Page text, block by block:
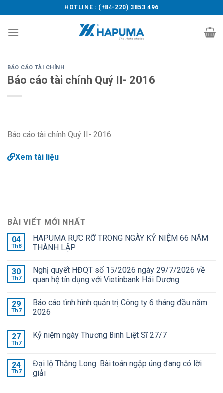
to
content
HOTLINE : (+84-220) 3853 496
BÁO CÁO TÀI CHÍNH
Báo cáo tài chính Quý II- 2016
Báo cáo tài chính Quý II- 2016
Xem tài liệu
BÀI VIẾT MỚI NHẤT
04
Th8
HAPUMA RỰC RỠ TRONG NGÀY KỶ NIỆM 66 NĂM
THÀNH LẬP
30
Th7
Nghị quyết HĐQT số 15/2026 ngày 29/7/2026 về
quan hệ tín dụng với Vietinbank Hải Dương
29
Th7
Báo cáo tình hình quản trị Công ty 6 tháng đầu năm
2026
27
Th7
Kỷ niệm ngày Thương Binh Liệt Sĩ 27/7
24
Th7
Đại lộ Thăng Long: Bài toán ngập úng đang có lời
giải